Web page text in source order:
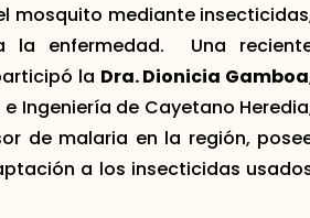
mosquito mediante
la enfermedad. Una
la Dra. Dionicia Gamboa
Ingeniería de Cayetano
de malaria en la región,
a los insecticidas